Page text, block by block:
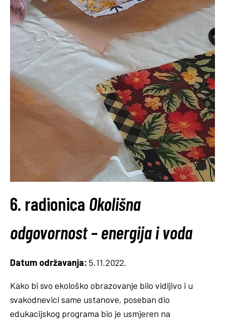
6. radionica Okolišna
odgovornost – energija i voda
Datum održavanja: 5.11.2022.
Kako bi svo ekološko obrazovanje bilo vidljivo i u
svakodnevici same ustanove, poseban dio
edukacijskog programa bio je usmjeren na